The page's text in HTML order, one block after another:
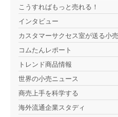
こうすればもっと売れる！
インタビュー
カスタマーサクセス室が送る小
コムたんレポート
トレンド商品情報
世界の小売ニュース
商売上手を科学する
海外流通企業スタディ